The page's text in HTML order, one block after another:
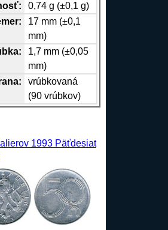
0,74 g (±0,1 g)
17 mm (±0,1
mm)
1,7 mm (±0,05
mm)
:
vrúbkovaná
(90 vrúbkov)
1993 Päťdesiat